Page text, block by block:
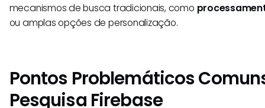
mecanismos de busca tradicionais, como
ou amplas opções de personalização.
Pontos Problemáticos
Pesquisa Firebase